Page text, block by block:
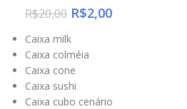
R$20,00 R$2,00
Caixa milk
Caixa colméia
Caixa cone
Caixa sushi
Caixa cubo cenário